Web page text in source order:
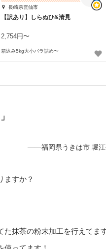
長崎県雲仙市
【訳あり】しらぬひ&清見
2,754円〜
箱込み5kg大小バラ詰め〜
——福岡県うきは市 堀江
ますか？
た抹茶の粉末加工を行えてま